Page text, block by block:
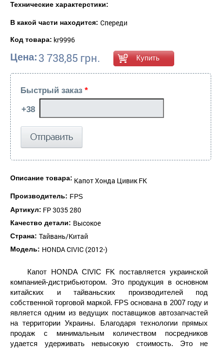
Технические характерстики:
В какой части находится: Спереди
Код товара: kr9996
Цена: 3 738,85 грн.
Быстрый заказ *
Описание товара: Капот Хонда Цивик FK
Производитель: FPS
Артикул: FP 3035 280
Качество детали: Высокое
Страна: Тайвань/Китай
Модель: HONDA CIVIC (2012-)
Капот HONDA CIVIC FK поставляется украинской
компанией-дистрибьютором. Это продукция в основном
китайских и тайваньских производителей под
собственной торговой маркой. FPS основана в 2007 году и
является одним из ведущих поставщиков автозапчастей
на территории Украины. Благодаря технологии прямых
продаж с минимальным количеством посредников
удается удерживать невысокую стоимость. Это не